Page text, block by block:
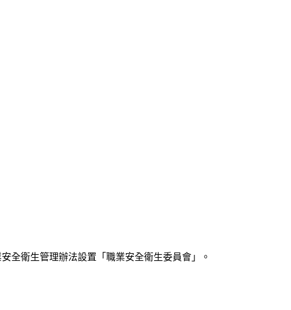
全衛生管理辦法設置「職業安全衛生委員會」。